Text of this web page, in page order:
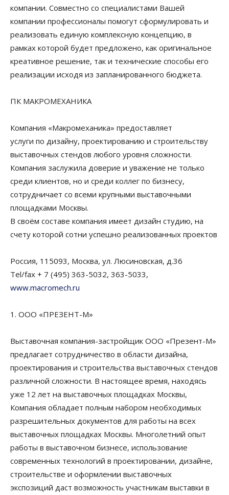
компании. Совместно со специалистами Вашей
компании профессионалы помогут сформулировать и
реализовать единую комплексную концепцию, в
рамках которой будет предложено, как оригинальное
креативное решение, так и технические способы его
реализации исходя из запланированного бюджета.
ПК МАКРОМЕХАНИКА
Компания «Макромеханика» предоставляет
услуги по дизайну, проектированию и строительству
выставочных стендов любого уровня сложности.
Компания заслужила доверие и уважение не только
среди клиентов, но и среди коллег по бизнесу,
сотрудничает со всеми крупными выставочными
площадками Москвы.
В своём составе компания имеет дизайн студию, на
счету которой сотни успешно реализованных проектов
Россия, 115093, Москва, ул. Люсиновская, д.36
Tel/fax + 7 (495) 363-5032, 363-5033,
www.macromech.ru
1. ООО «ПРЕЗЕНТ-М»
Выставочная компания-застройщик ООО «Презент-М»
предлагает сотрудничество в области дизайна,
проектирования и строительства выставочных стендов
различной сложности. В настоящее время, находясь
уже 12 лет на выставочных площадках Москвы,
Компания обладает полным набором необходимых
разрешительных документов для работы на всех
выставочных площадках Москвы. Многолетний опыт
работы в выставочном бизнесе, использование
современных технологий в проектировании, дизайне,
строительстве и оформлении выставочных
экспозиций даст возможность участникам выставки в